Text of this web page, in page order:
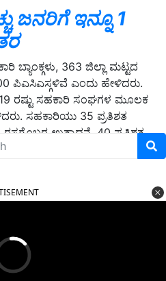
ಜನರಿಗೆ ಇನ್ನೂ 1
ಬ್ಯಾಂಕ್ಗಳು, 363 ಜಿಲ್ಲಾ ಮಟ್ಟದ
ಪಿಎಸಿಎಸ್ಗಳಿವೆ ಎಂದು ಹೇಳಿದರು.
ರಷ್ಟು ಸಹಕಾರಿ ಸಂಘಗಳ ಮೂಲಕ
ಸಹಕಾರಿಯು 35 ಪ್ರತಿಶತ
ಉತ್ಪಾದನೆ, 40 ಪ್ರತಿಶತ
ಮತ್ತು 20 ಪ್ರತಿಶತ ಭತ್ತ